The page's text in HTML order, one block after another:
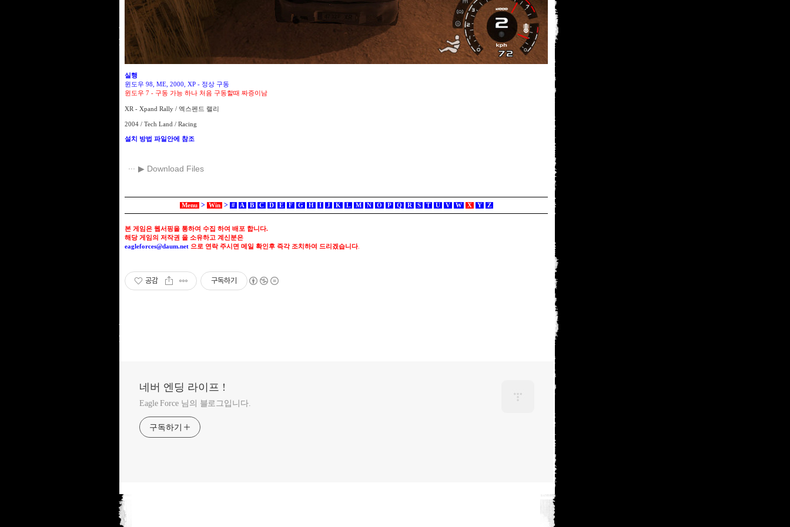
실행
윈도우 98, ME, 2000, XP - 정상 구동
윈도우 7 - 구동 가능 하나 처음 구동할때 짜증이남
XR - Xpand Rally / 엑스펜드 랠리
2004 / Tech Land / Racing
설치 방법 파일안에 참조
▶ Download Files
Menu > Win > # A B C D E F G H I J K L M N O P Q R S T U V W X Y Z
본 게임은 웹서핑을 통하여 수집 하여 배포 합니다.
해당 게임의 저작권 을 소유하고 계신분은
eagleforces@daum.net 으로 연락 주시면 메일 확인후 즉각 조치하여 드리겠습니다.
공감 구독하기
네버 엔딩 라이프 !
Eagle Force 님의 블로그입니다.
구독하기